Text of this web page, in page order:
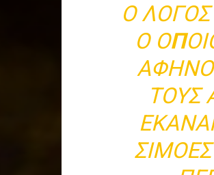
Ο ΛΌΓΟΣ
Ο ΟΠ
ΤΟΥΣ